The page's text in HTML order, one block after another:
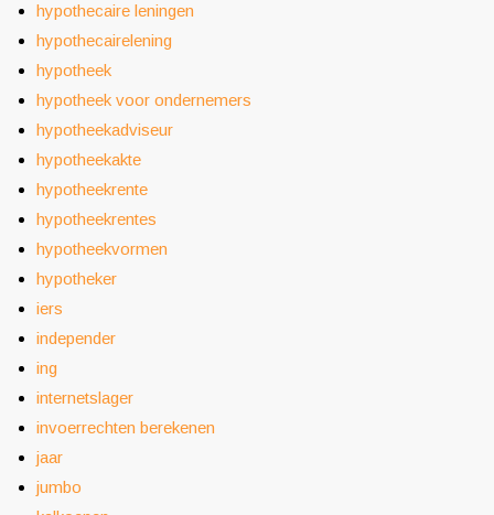
hypothecaire leningen
hypothecairelening
hypotheek
hypotheek voor ondernemers
hypotheekadviseur
hypotheekakte
hypotheekrente
hypotheekrentes
hypotheekvormen
hypotheker
iers
independer
ing
internetslager
invoerrechten berekenen
jaar
jumbo